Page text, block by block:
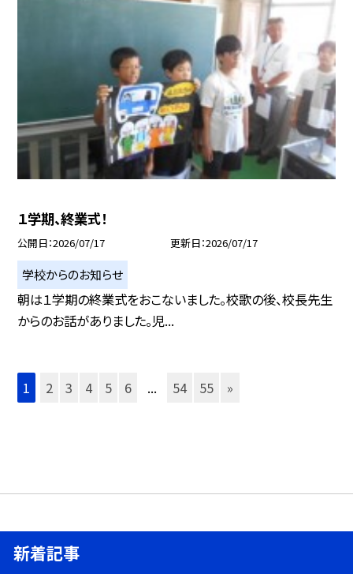
１学期、終業式！
公開日 2026/07/17 更新日 2026/07/17
学校からのお知らせ
朝は１学期の終業式をおこないました。校歌の後、校長先生
からのお話がありました。児...
1 2 3 4 5 6 ... 54 55 »
新着記事